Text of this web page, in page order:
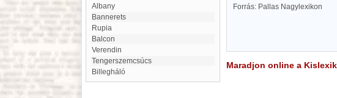
Albany
Bannerets
Rupia
Balcon
Verendin
Tengerszemcsúcs
Billegháló
Forrás: Pallas Nagylexikon
Maradjon online a